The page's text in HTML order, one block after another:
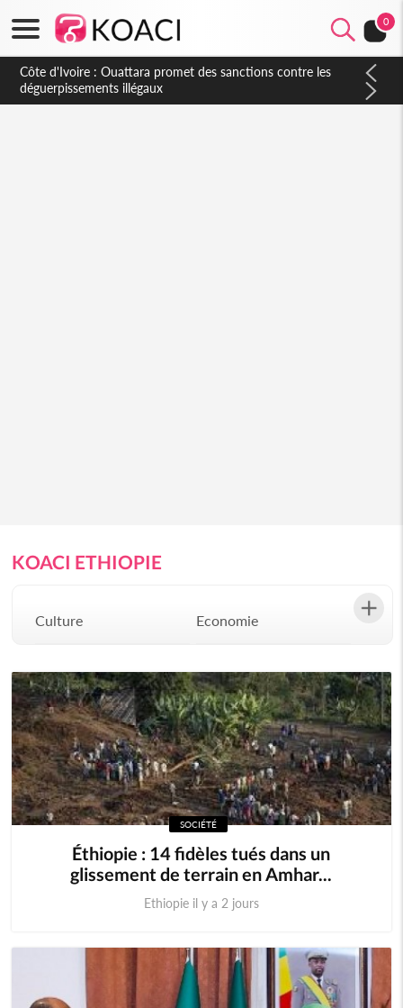
0
Côte d'Ivoire : Ouattara promet des sanctions contre les
déguerpissements illégaux
KOACI ETHIOPIE
Culture Economie
Justice Mode
Politique Santé
Science Société
SOCIÉTÉ
Éthiopie : 14 fidèles tués dans un
glissement de terrain en Amhar...
Ethiopie il y a 2 jours